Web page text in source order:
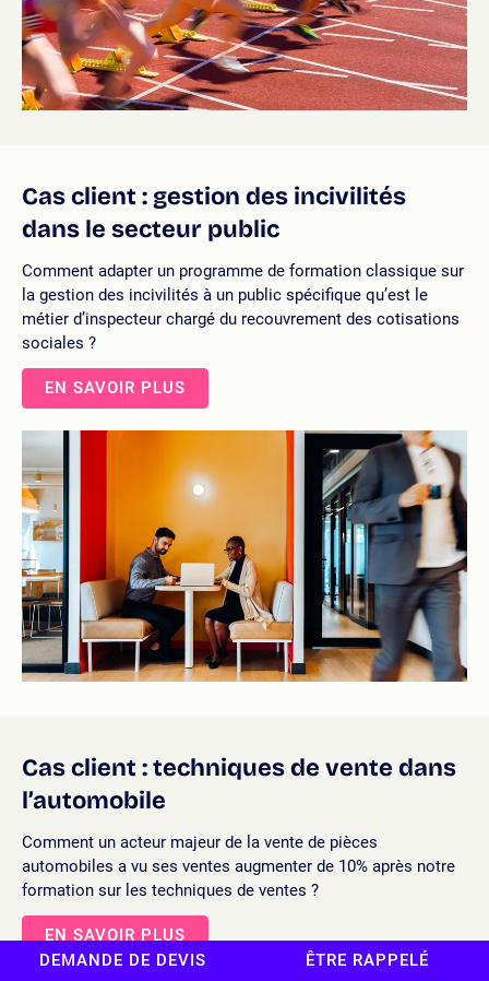
Cas client : gestion des incivilités
dans le secteur public
Comment adapter un programme de formation classique sur
la gestion des incivilités à un public spécifique qu’est le
métier d’inspecteur chargé du recouvrement des cotisations
sociales ?
EN SAVOIR PLUS
Cas client : techniques de vente dans
l’automobile
Comment un acteur majeur de la vente de pièces
automobiles a vu ses ventes augmenter de 10% après notre
formation sur les techniques de ventes ?
EN SAVOIR PLUS
DEMANDE DE DEVIS
ÊTRE RAPPELÉ